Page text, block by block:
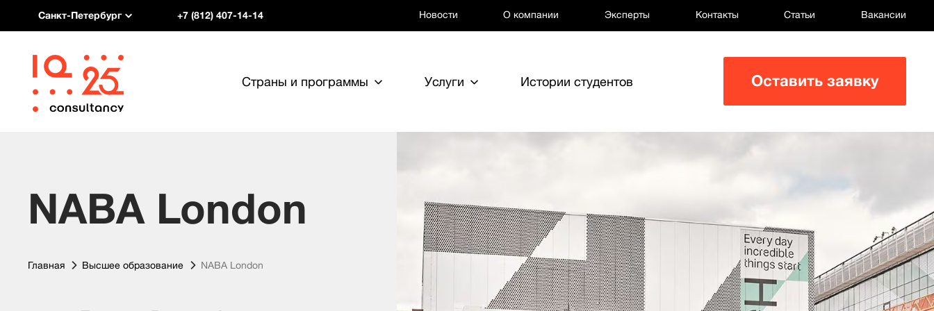
Санкт-Петербург +7 (812) 407-14-14 Новости О компании Эксперты Контакты Статьи Вакансии
Страны и программы Услуги Истории студентов Оставить заявку
NABA London
Главная Высшее образование NABA London